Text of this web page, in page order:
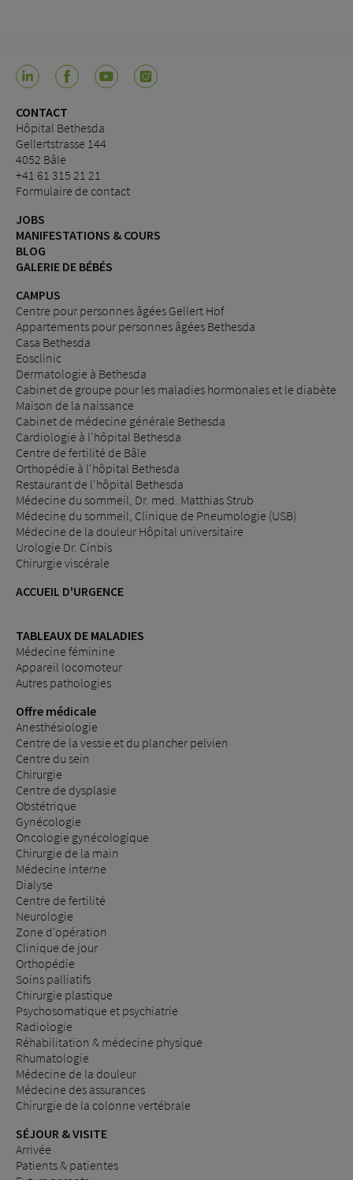
CONTACT
Hôpital Bethesda
Gellertstrasse 144
4052 Bâle
+41 61 315 21 21
Formulaire de contact
JOBS
MANIFESTATIONS & COURS
BLOG
GALERIE DE BÉBÉS
CAMPUS
Centre pour personnes âgées Gellert Hof
Appartements pour personnes âgées Bethesda
Casa Bethesda
Eosclinic
Dermatologie à Bethesda
Cabinet de groupe pour les maladies hormonales et le diabète
Maison de la naissance
Cabinet de médecine générale Bethesda
Cardiologie à l'hôpital Bethesda
Centre de fertilité de Bâle
Orthopédie à l'hôpital Bethesda
Restaurant de l'hôpital Bethesda
Médecine du sommeil, Dr. med. Matthias Strub
Médecine du sommeil, Clinique de Pneumologie (USB)
Médecine de la douleur Hôpital universitaire
Urologie Dr. Cinbis
Chirurgie viscérale
ACCUEIL D'URGENCE
TABLEAUX DE MALADIES
Médecine féminine
Appareil locomoteur
Autres pathologies
Offre médicale
Anesthésiologie
Centre de la vessie et du plancher pelvien
Centre du sein
Chirurgie
Centre de dysplasie
Obstétrique
Gynécologie
Oncologie gynécologique
Chirurgie de la main
Médecine interne
Dialyse
Centre de fertilité
Neurologie
Zone d'opération
Clinique de jour
Orthopédie
Soins palliatifs
Chirurgie plastique
Psychosomatique et psychiatrie
Radiologie
Réhabilitation & médecine physique
Rhumatologie
Médecine de la douleur
Médecine des assurances
Chirurgie de la colonne vertébrale
SÉJOUR & VISITE
Arrivée
Patients & patientes